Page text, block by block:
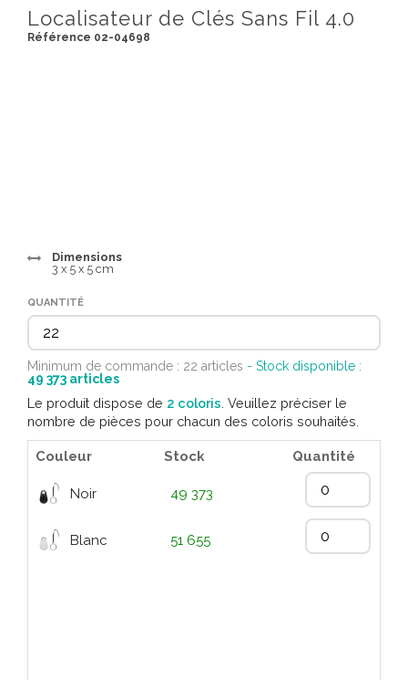
Localisateur de Clés Sans Fil 4.0
Référence 02-04698
Dimensions
3 x 5 x 5 cm
QUANTITÉ
Minimum de commande : 22 articles - Stock disponible :
49 373 articles
Le produit dispose de 2 coloris . Veuillez préciser le
nombre de pièces pour chacun des coloris souhaités.
Couleur Stock Quantité
Noir 49 373
Blanc 51 655